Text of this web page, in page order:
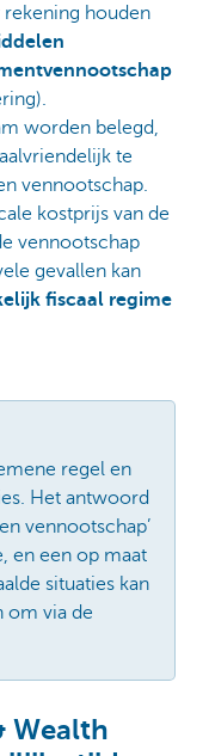
rekening houden
worden belegd,
te
vennootschap.
kostprijs van de
vennootschap
gevallen kan
fiscaal regime
regel en
Het antwoord
vennootschap’
en een op maat
situaties kan
om via de
Wealth